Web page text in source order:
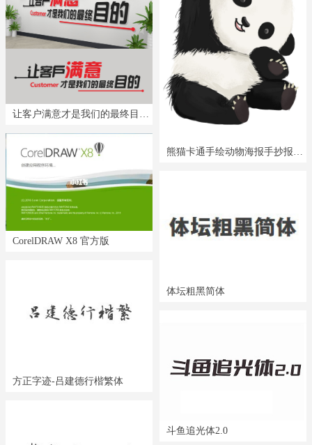
让客户满意才是我们的最终目的标语文化墙
CorelDRAW X8 官方版
方正字迹-吕建德行楷繁体
熊猫卡通手绘动物海报手抄报形
体坛粗黑简体
斗鱼追光体2.0